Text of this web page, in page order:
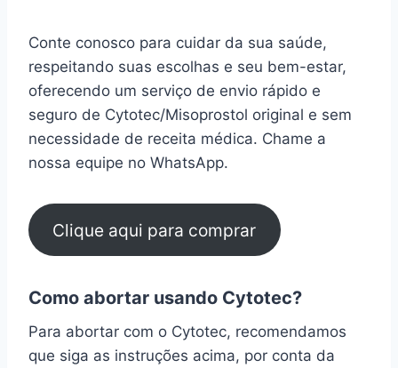
Conte conosco para cuidar da sua saúde,
respeitando suas escolhas e seu bem-estar,
oferecendo um serviço de envio rápido e
seguro de Cytotec/Misoprostol original e sem
necessidade de receita médica. Chame a
nossa equipe no WhatsApp.
Clique aqui para comprar
Como abortar usando Cytotec?
Para abortar com o Cytotec, recomendamos
que siga as instruções acima, por conta da